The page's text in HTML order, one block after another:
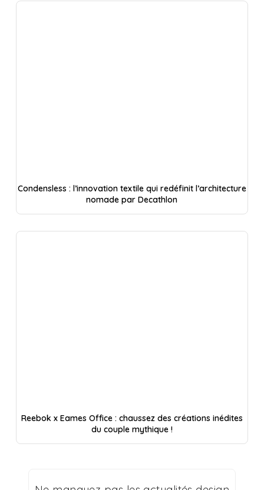
Condensless : l’innovation textile qui redéfinit l’architecture
nomade par Decathlon
Reebok x Eames Office : chaussez des créations inédites
du couple mythique !